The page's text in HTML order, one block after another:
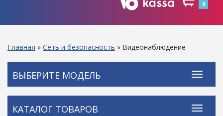
0
Главная » Сеть и безопасность » Видеонаблюдение
ВЫБЕРИТЕ МОДЕЛЬ
КАТАЛОГ ТОВАРОВ